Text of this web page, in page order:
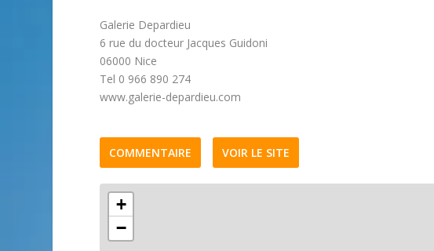
Galerie Depardieu
6 rue du docteur Jacques Guidoni
06000 Nice
Tel 0 966 890 274
www.galerie-depardieu.com
COMMENTAIRE VOIR LE SITE
+
−